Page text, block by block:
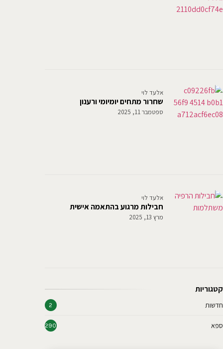
שחרור מתחים יומיומי ורענון
אלעד לוי
ספטמבר 11, 2025
חבילות מרגוע בהתאמה אישית
אלעד לוי
מרץ 13, 2025
קטגוריות
חדשות 2
ספא 290